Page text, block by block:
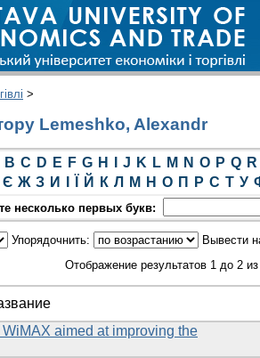
>
Lemeshko, Alexandr
B C D E F G H J K L M N O P Q R
Є Ж З И Й К Л М Н О П Р С Т У
несколько первых букв:
Упорядочнить: Вывести
Отображение результатов 1 до 2
aimed at improving the